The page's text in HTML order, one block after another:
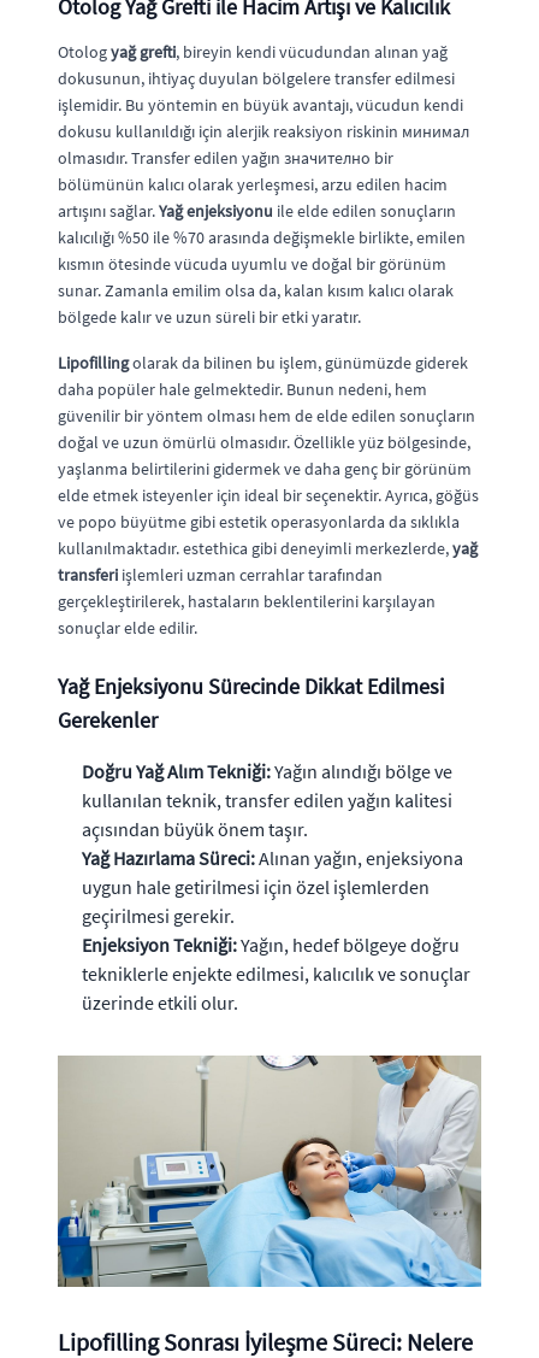
Otolog Yağ Grefti ile Hacim Artışı ve Kalıcılık
Otologyağ grefti, bireyin kendi vücudundan alınan yağ
dokusunun, ihtiyaç duyulan bölgelere transfer edilmesi
işlemidir. Bu yöntemin en büyük avantajı, vücudun kendi
dokusu kullanıldığı için alerjik reaksiyon riskinin минимал
olmasıdır. Transfer edilen yağın значително bir
bölümünün kalıcı olarak yerleşmesi, arzu edilen hacim
artışını sağlar.Yağ enjeksiyonu ile elde edilen sonuçların
kalıcılığı %50 ile %70 arasında değişmekle birlikte, emilen
kısmın ötesinde vücuda uyumlu ve doğal bir görünüm
sunar. Zamanla emilim olsa da, kalan kısım kalıcı olarak
bölgede kalır ve uzun süreli bir etki yaratır.
Lipofillingolarak da bilinen bu işlem, günümüzde giderek
daha popüler hale gelmektedir. Bunun nedeni, hem
güvenilir bir yöntem olması hem de elde edilen sonuçların
doğal ve uzun ömürlü olmasıdır. Özellikle yüz bölgesinde,
yaşlanma belirtilerini gidermek ve daha genç bir görünüm
elde etmek isteyenler için ideal bir seçenektir. Ayrıca, göğüs
ve popo büyütme gibi estetik operasyonlarda da sıklıkla
kullanılmaktadır. estethica gibi deneyimli merkezlerde,yağ
transferi işlemleri uzman cerrahlar tarafından
gerçekleştirilerek, hastaların beklentilerini karşılayan
sonuçlar elde edilir.
Yağ Enjeksiyonu Sürecinde Dikkat Edilmesi
Gerekenler
Doğru Yağ Alım Tekniği:Yağın alındığı bölge ve
kullanılan teknik, transfer edilen yağın kalitesi
açısından büyük önem taşır.
Yağ Hazırlama Süreci:Alınan yağın, enjeksiyona
uygun hale getirilmesi için özel işlemlerden
geçirilmesi gerekir.
Enjeksiyon Tekniği:Yağın, hedef bölgeye doğru
tekniklerle enjekte edilmesi, kalıcılık ve sonuçlar
üzerinde etkili olur.
Lipofilling Sonrası İyileşme Süreci: Nelere